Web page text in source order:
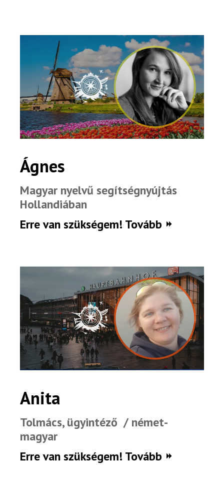
Külföldre költöznék!
Ágnes
Magyar nyelvű segítségnyújtás
Hollandiában
Erre van szükségem! Tovább
Anita
Tolmács, ügyintéző / német-
magyar
Erre van szükségem! Tovább